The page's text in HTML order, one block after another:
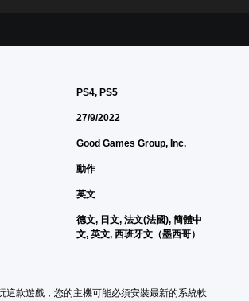
PS4, PS5
27/9/2022
Good Games Group, Inc.
動作
英文
德文, 日文, 法文(法國), 簡體中
文, 英文, 西班牙文（墨西哥）
這款遊戲，您的主機可能必須安裝最新的系統軟